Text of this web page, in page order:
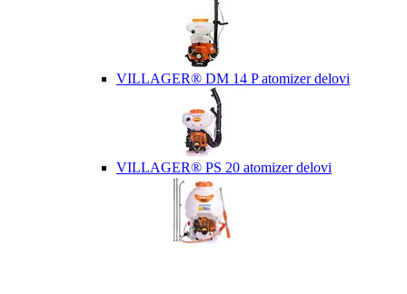
VILLAGER® DM 14 P atomizer delovi
VILLAGER® PS 20 atomizer delovi